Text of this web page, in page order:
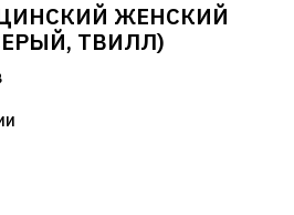
ЖЕНСКИЙ
ТВИЛЛ)